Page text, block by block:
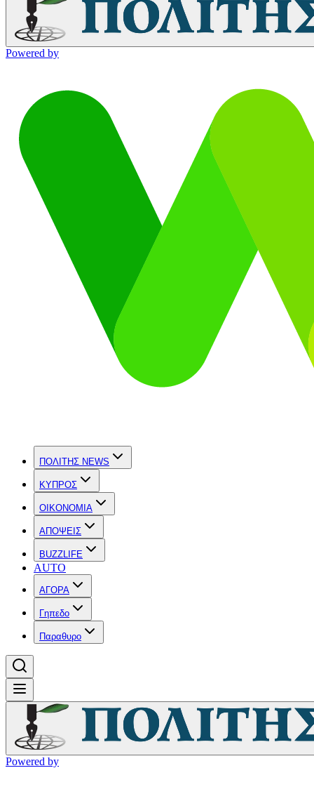
Powered by
ΠΟΛΙΤΗΣ NEWS
ΚΥΠΡΟΣ
OIKONOMIA
ΑΠΟΨΕΙΣ
BUZZLIFE
AUTO
ΑΓΟΡΑ
Γηπεδο
Παραθυρο
Powered by